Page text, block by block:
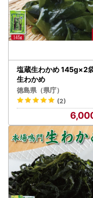
塩蔵生わかめ 145g×2
生わかめ
徳島県（県庁）
(2)